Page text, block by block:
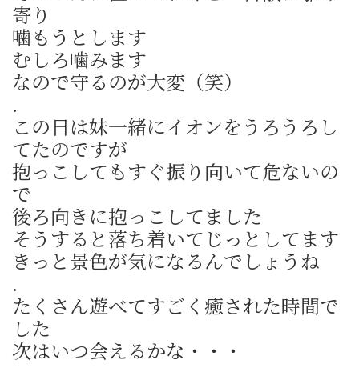
寄り
噛もうとします
むしろ噛みます
なので守るのが大変（笑）
.
この日は妹一緒にイオンをうろうろし
てたのですが
抱っこしてもすぐ振り向いて危ないの
で
後ろ向きに抱っこしてました
そうすると落ち着いてじっとしてます
きっと景色が気になるんでしょうね
.
たくさん遊べてすごく癒された時間で
した
次はいつ会えるかな・・・